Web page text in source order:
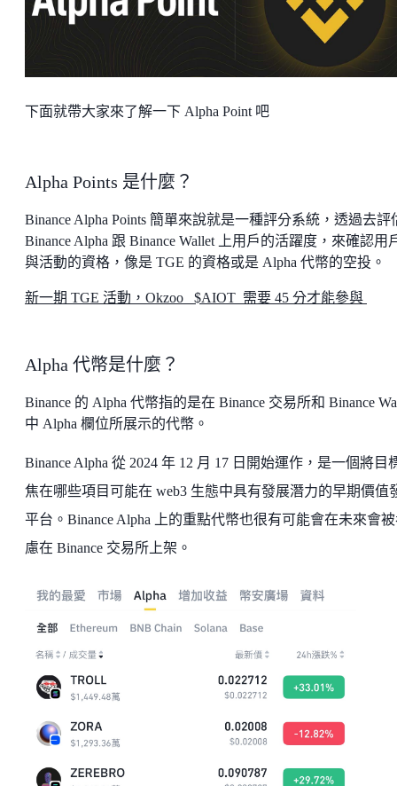
下面就帶大家來了解一下 Alpha Point 吧
Alpha Points 是什麼？
Binance Alpha Points 簡單來說就是一種評分系統，透過去評
Binance Alpha 跟 Binance Wallet 上用戶的活躍度，來確認用
與活動的資格，像是 TGE 的資格或是 Alpha 代幣的空投。
新一期 TGE 活動，Okzoo $AIOT 需要 45 分才能參與
Alpha 代幣是什麼？
Binance 的 Alpha 代幣指的是在 Binance 交易所和 Binance
中 Alpha 欄位所展示的代幣。
Binance Alpha 從 2024 年 12 月 17 日開始運作，是一個將目
焦在哪些項目可能在 web3 生態中具有發展潛力的早期價值
平台。Binance Alpha 上的重點代幣也很有可能會在未來會
慮在 Binance 交易所上架。